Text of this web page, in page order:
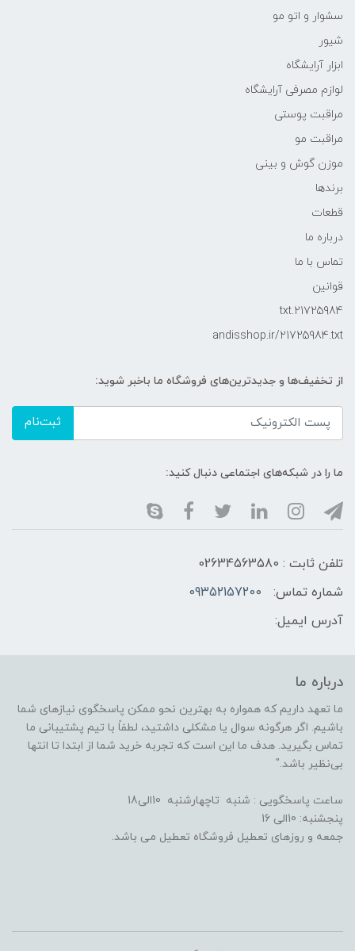
سشوار و اتو مو
شیور
ابزار آرایشگاه
لوازم مصرفی آرایشگاه
مراقبت پوستی
مراقبت مو
موزن گوش و بینی
برندها
قطعات
درباره ما
تماس با ما
قوانین
21725984.txt
andisshop.ir/21725984.txt
از تخفیف‌ها و جدیدترین‌های فروشگاه ما باخبر شوید:
ثبت‌نام
ما را در شبکه‌های اجتماعی دنبال کنید:
تلفن ثابت : 02634563580
شماره تماس:
09352157200
آدرس ایمیل:
درباره ما
ما تعهد داریم که همواره به بهترین نحو ممکن پاسخگوی نیازهای شما
باشیم. اگر هرگونه سوال یا مشکلی داشتید، لطفاً با تیم پشتیبانی ما
تماس بگیرید. هدف ما این است که تجربه خرید شما از ابتدا تا انتها
بی‌نظیر باشد."
ساعت پاسخگویی : شنبه تاچهارشنبه 10الی18
پنجشنبه: 10الی 16
جمعه و روزهای تعطیل فروشگاه تعطیل می باشد.